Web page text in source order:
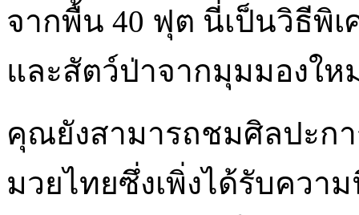
จากพื้น 40 ฟุต นี่เป็นวิธีพิ
และสัตว์ป่าจากมุมมองให
คุณยังสามารถชมศิลปะก
มวยไทยซึ่งเพิ่งได้รับควา